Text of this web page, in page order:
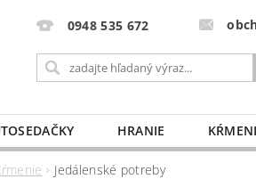
0948 535 672
HRANIE
MLIEKO A VÝŽIVA
Jedálenské potreby